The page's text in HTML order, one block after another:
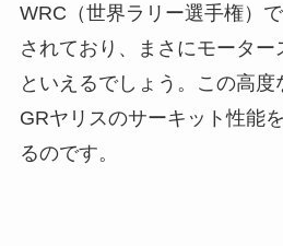
WRC（世界ラリー選手権）
されており、まさにモータ
といえるでしょう。この高度
GRヤリスのサーキット性能
るのです。